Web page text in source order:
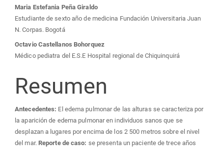
del
artículo
Maria Estefania Peña Giraldo
Estudiante de sexto año de medicina Fundación Universitaria Juan
N. Corpas. Bogotá
Octavio Castellanos Bohorquez
Médico pediatra del E.S.E Hospital regional de Chiquinquirá
Resumen
Antecedentes: El edema pulmonar de las alturas se caracteriza por
la aparición de edema pulmonar en individuos sanos que se
desplazan a lugares por encima de los 2 500 metros sobre el nivel
del mar. Reporte de caso: se presenta un paciente de trece años